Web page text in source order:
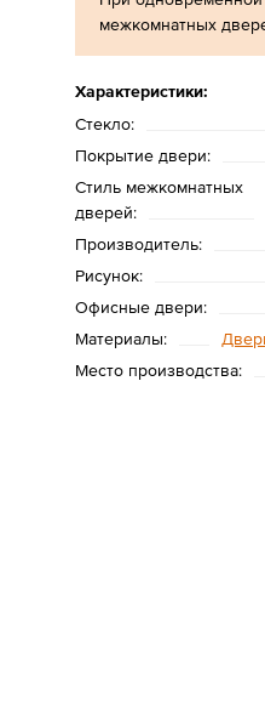
межкомнатных
Характеристики:
Стекло:
Покрытие двери:
Стиль межкомнатных
дверей:
Производитель:
Рисунок:
Офисные двери:
Материалы:
Место производства: